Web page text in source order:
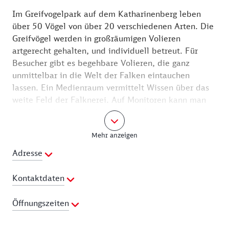
Im Greifvogelpark auf dem Katharinenberg leben
über 50 Vögel von über 20 verschiedenen Arten. Die
Greifvögel werden in großräumigen Volieren
artgerecht gehalten, und individuell betreut. Für
Besucher gibt es begehbare Volieren, die ganz
unmittelbar in die Welt der Falken eintauchen
lassen. Ein Medienraum vermittelt Wissen über das
weite Feld der Falknerei. Auf Monitoren kann man
die Aufzucht der Greifvögel live erleben.
Dienstag, Donnerstag sowie am Wochenende um
15:00 Uhr werden Flugvorführungen veranstaltet,
sofern 20 Zuschauer zusammenkommen. Wann sieht
man schon mal Bussarde, Adler und Falken so
unmittelbar bei ihren Flugkünsten? Bei Kindern ist
der Streichelzoo beliebt. Ziegen, Schafe und
Schweine tummeln sich dort und sind zutraulich.
Mehr anzeigen
Adresse
Kontaktdaten
Telefon:09232 8819999
Webseite:http://www.falknerei-katharinenberg.de
Öffnungszeiten